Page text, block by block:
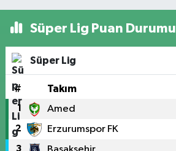
Süper Lig Puan Durumu
Süper Lig
# Takım
1 Amed
2 Erzurumspor FK
3